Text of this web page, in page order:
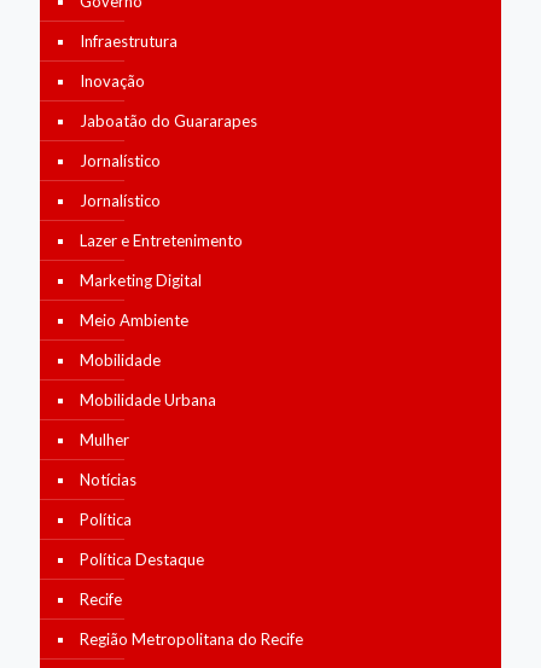
Infraestrutura
Inovação
Jaboatão do Guararapes
Jornalístico
Jornalístico
Lazer e Entretenimento
Marketing Digital
Meio Ambiente
Mobilidade
Mobilidade Urbana
Mulher
Notícias
Política
Política Destaque
Recife
Região Metropolitana do Recife